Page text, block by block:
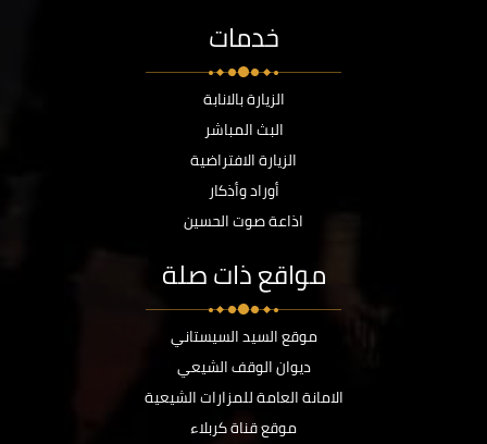
خدمات
الزيارة بالانابة
البث المباشر
الزيارة الافتراضية
أوراد وأذكار
اذاعة صوت الحسين
مواقع ذات صلة
موقع السيد السيستاني
ديوان الوقف الشيعي
الامانة العامة للمزارات الشيعية
موقع قناة كربلاء